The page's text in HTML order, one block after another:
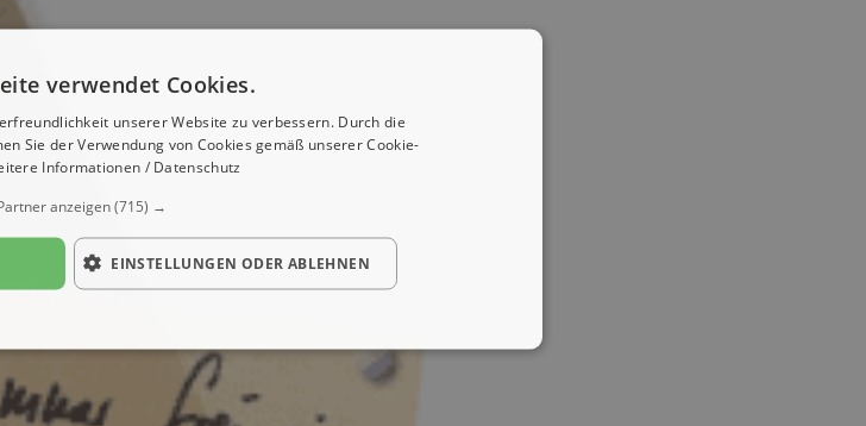
verwendet Cookies.
unserer Website zu verbessern. Durch die
Sie der Verwendung von Cookies gemäß unserer Cookie-
Informationen / Datenschutz
anzeigen(715) →
EINSTELLUNGEN ODER ABLEHNEN